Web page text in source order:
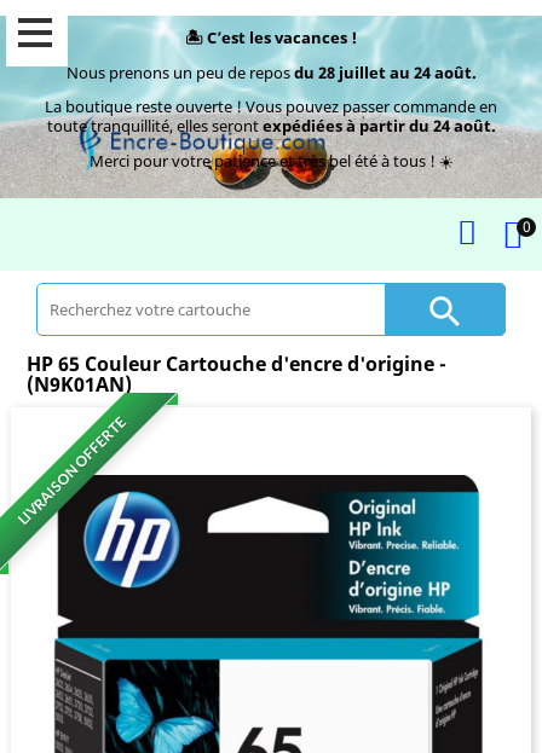
🏝️ C’est les vacances !
Nous prenons un peu de reposdu 28 juillet au 24 août.
La boutique reste ouverte ! Vous pouvez passer commande en
toute tranquillité, elles serontexpédiées à partir du 24 août.
Merci pour votre patience et très bel été à tous ! ☀️
0

HP 65 Couleur Cartouche d'encre d'origine -
(N9K01AN)
LIVRAISON OFFERTE